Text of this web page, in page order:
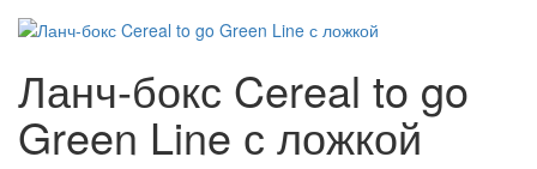
Ланч-бокс Cereal to go
Green Line с ложкой